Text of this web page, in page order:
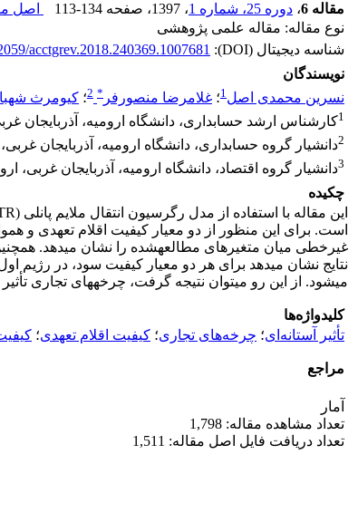
مقاله 6
، دوره 25، شماره 1 ، 1397 ، صفحه 113-134 اصل
نوع مقاله: مقاله علمی پژوهشی
شناسه دیجیتال (DOI):
acctgrev.2018.240369.1007681
نویسندگان
نسرین محمدی اصل1؛ غلامرضا منصورفر *
2؛ کیومرث
1کارشناس ارشد حسابداری، دانشگاه ارومیه، آذربایجان
2دانشیار گروه حسابداری، دانشگاه ارومیه، آذربایجان غربی،
3دانشیار گروه اقتصاد، دانشگاه ارومیه، آذربایجان غربی،
چکیده
می‎شود. از این رو می‎توان نتیجه گرفت، چرخه­های تجاری تأثیر بااهمیتی بر کیفیت سود شرکت­ها دارد.
کلیدواژه‌ها
تأثیر آستانه‌ای؛ چرخه‌های تجاری؛ کیفیت اقلام تعهدی؛
مراجع
آمار
تعداد مشاهده مقاله: 1,798
تعداد دریافت فایل اصل مقاله: 1,511